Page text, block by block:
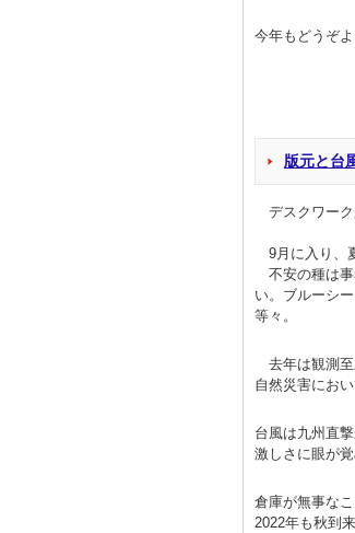
今年もどうぞ
版元と台
デスクワーク
9月に入り、
不安の種は事
い。ブルーシ
等々。
去年は観測至
自然災害にお
台風は九州直
激しさに眼が覚
倉庫が無事な
2022年も秋到